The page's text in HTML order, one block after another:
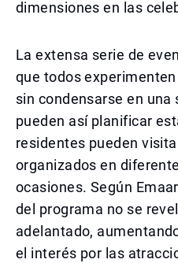
dimensiones en las
La extensa serie de
que todos
sin condensarse en
pueden así planificar
residentes pueden
organizados en
ocasiones. Según
del programa no se
adelantado,
el interés por las